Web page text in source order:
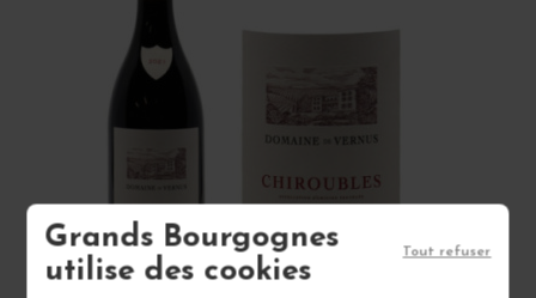
Grands Bourgognes
utilise des cookies
Tout refuser